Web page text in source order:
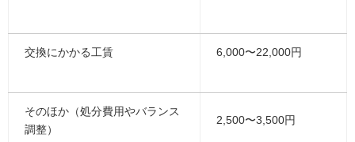
交換にかかる工賃 6,000〜22,000円
そのほか（処分費用やバランス
調整）
2,500〜3,500円